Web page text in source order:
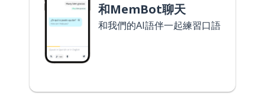
和MemBot聊天
和我們的AI語伴一起練習口語